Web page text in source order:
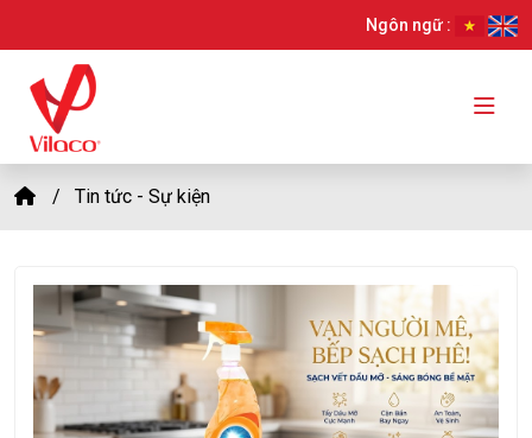
Ngôn ngữ :
Tin tức - Sự kiện